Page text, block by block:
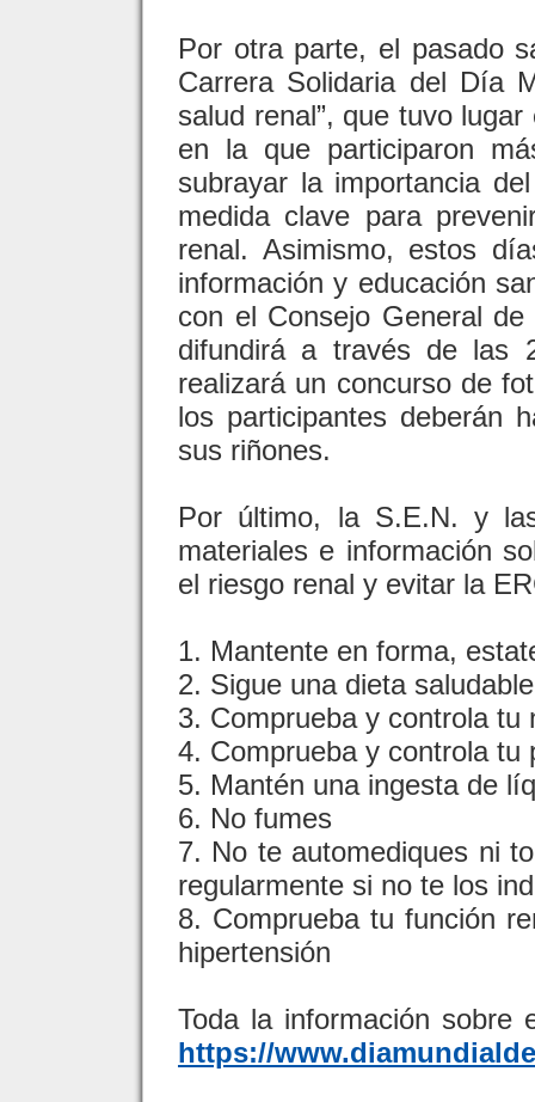
Por otra parte, el pasado
Carrera Solidaria del Día
salud renal”, que tuvo
en la que participaron
subrayar la importancia
medida clave para
renal. Asimismo, estos
información y educación
con el Consejo General
difundirá a través de las
realizará un concurso de
los participantes deberán
sus riñones.
Por último, la S.E.N. y
materiales e información
el riesgo renal y evitar la
1. Mantente en forma,
2. Sigue una dieta saludable
3. Comprueba y controla tu
4. Comprueba y controla tu
5. Mantén una ingesta de
6. No fumes
7. No te automediques ni
regularmente si no te los
8. Comprueba tu función
hipertensión
Toda la información sobre
https://